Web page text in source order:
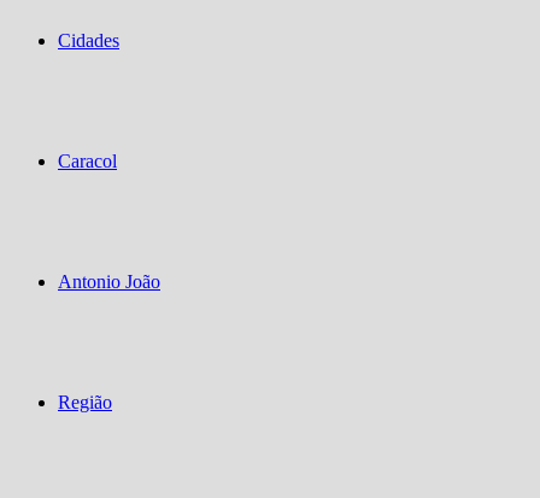
Cidades
Caracol
Antonio João
Região